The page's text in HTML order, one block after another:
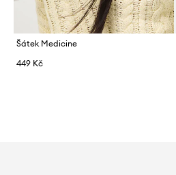
Šátek Medicine
449 Kč